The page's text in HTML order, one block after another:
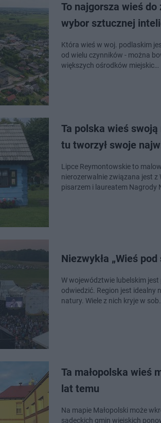
To najgorsza wieś
wybor sztucznej
Która wieś w woj. podlaskim
od wielu czynników - można
większych ośrodków miejskic…
Ta polska wieś
tu tworzył swoje
Lipce Reymontowskie to
nierozerwalnie związana jest z
pisarzem i laureatem Nagrody
Niezwykła „Wieś pod
W województwie lubelskim jest
odwiedzić. Region jest idealny
natury. Wiele z nich kryje w sob…
Ta małopolska wieś
lat temu
Na mapie Małopolski może
sądeckich gmin wiejskich